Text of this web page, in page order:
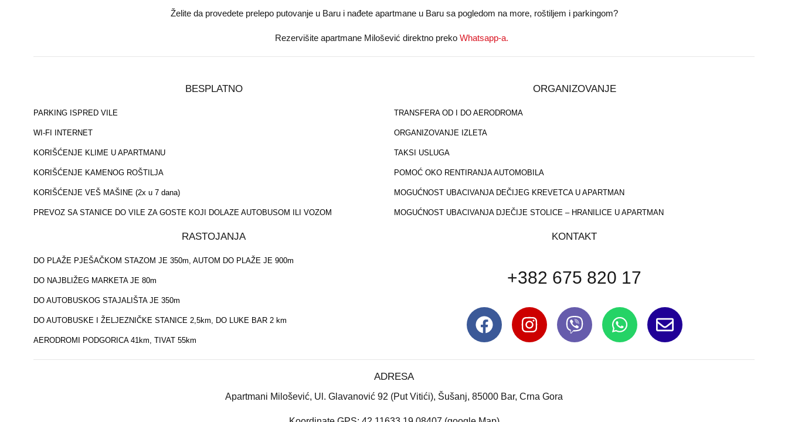
Želite da provedete prelepo putovanje u Baru i nađete apartmane u Baru sa pogledom na more, roštiljem i parkingom?
Rezervišite apartmane Milošević direktno preko Whatsapp-a.
BESPLATNO
PARKING ISPRED VILE
WI-FI INTERNET
KORIŠĆENJE KLIME U APARTMANU
KORIŠĆENJE KAMENOG ROŠTILJA
KORIŠĆENJE VEŠ MAŠINE (2x u 7 dana)
PREVOZ SA STANICE DO VILE ZA GOSTE KOJI DOLAZE AUTOBUSOM ILI VOZOM
ORGANIZOVANJE
TRANSFERA OD I DO AERODROMA
ORGANIZOVANJE IZLETA
TAKSI USLUGA
POMOĆ OKO RENTIRANJA AUTOMOBILA
MOGUĆNOST UBACIVANJA DEČIJEG KREVETCA U APARTMAN
MOGUĆNOST UBACIVANJA DJEČIJE STOLICE – HRANILICE U APARTMAN
RASTOJANJA
DO PLAŽE PJEŠAČKOM STAZOM JE 350m, AUTOM DO PLAŽE JE 900m
DO NAJBLIŽEG MARKETA JE 80m
DO AUTOBUSKOG STAJALIŠTA JE 350m
DO AUTOBUSKE I ŽELJEZNIČKE STANICE 2,5km, DO LUKE BAR 2 km
AERODROMI PODGORICA 41km, TIVAT 55km
KONTAKT
+382 675 820 17
ADRESA
Аpartmani Milošević, Ul. Glavanović 92 (Put Vitići), Šušanj, 85000 Bar, Crna Gora